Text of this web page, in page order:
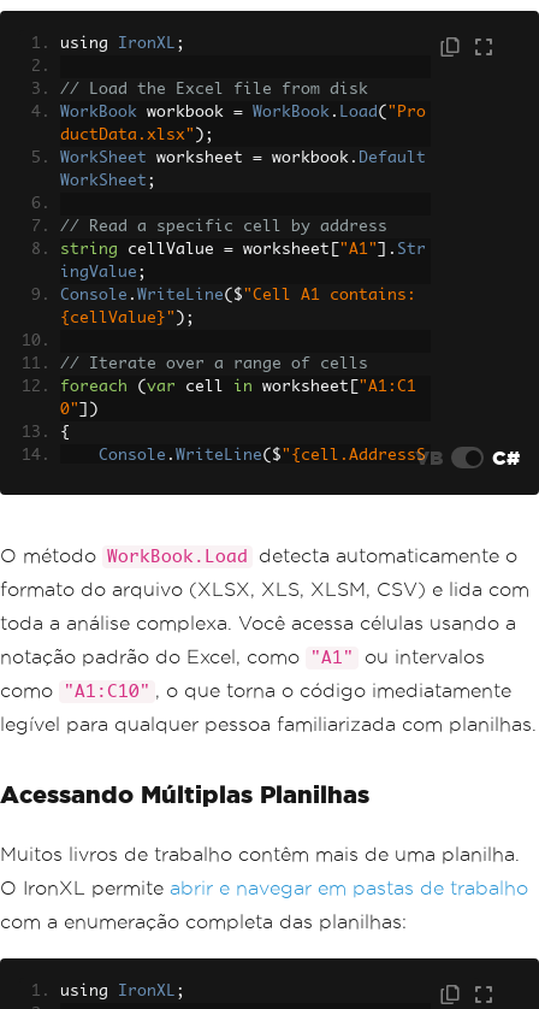
using IronXL ;
// Load the Excel file from disk
WorkBook workbook = WorkBook . Load ( "Pro
ductData.xlsx" );
WorkSheet worksheet = workbook . Default
WorkSheet ;
// Read a specific cell by address
string cellValue = worksheet "A1" ]. Str
ingValue ;
Console . WriteLine( $ "Cell A1 contains:
{cellValue}" );
// Iterate over a range of cells
foreach
( var cell in worksheet
"A1:C1
0"
])
{
Console . WriteLine( $ "{cell.AddressS
// Read a numeric value
lValue;
Console
WriteLine $ "Price: {price:
VB C#
O método WorkBook.Load
detecta automaticamente o
formato do arquivo (XLSX, XLS, XLSM, CSV) e lida com
toda a análise complexa. Você acessa células usando a
notação padrão do Excel, como
"A1"
ou intervalos
como
"A1:C10" , o que torna o código imediatamente
legível para qualquer pessoa familiarizada com planilhas.
Acessando Múltiplas Planilhas
Muitos livros de trabalho contêm mais de uma planilha.
O IronXL permite abrir e navegar em pastas de trabalho
com a enumeração completa das planilhas:
using IronXL ;